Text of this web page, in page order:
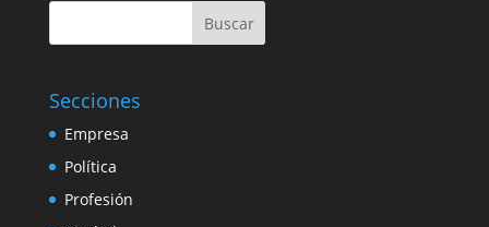
Buscar
Secciones
Empresa
Política
Profesión